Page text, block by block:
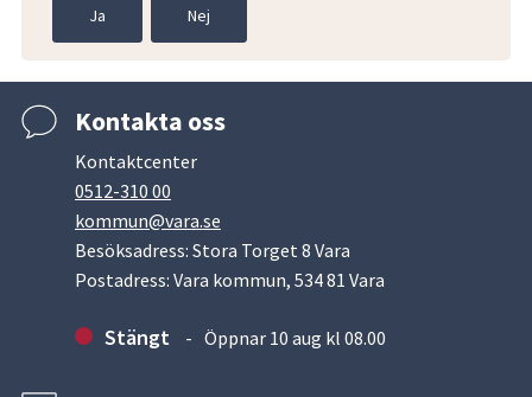
Ja Nej
Kontakta oss
Kontaktcenter
0512-310 00
kommun@vara.se
Besöksadress: Stora Torget 8 Vara
Postadress: Vara kommun, 534 81 Vara
Stängt Öppnar 10 aug kl 08.00